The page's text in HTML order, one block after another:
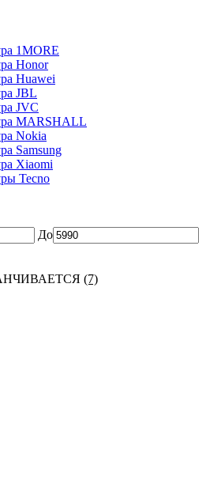
1MORE
Honor
Huawei
JBL
JVC
MARSHALL
Nokia
Samsung
Xiaomi
Tecno
До
(7)